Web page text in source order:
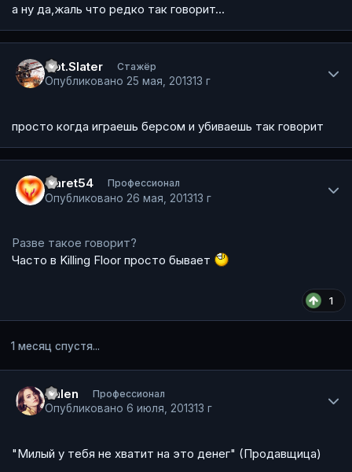
а ну да,жаль что редко так говорит...
Cpt.Slater Стажёр
Опубликовано 25 мая, 201313 г
просто когда играешь берсом и убиваешь так говорит
Garet54 Профессионал
Опубликовано 26 мая, 201313 г
Разве такое говорит?
Часто в Killing Floor просто бывает
1
1 месяц спустя...
Dalen Профессионал
Опубликовано 6 июля, 201313 г
"Милый у тебя не хватит на это денег" (Продавщица)